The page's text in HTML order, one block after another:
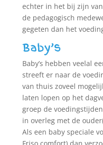
echter in het bij zijn
de pedagogisch
gegeten dan het
Baby’s
Baby’s hebben veelal
streeft er naar de
van thuis zoveel
laten lopen op het
groep de
in overleg met de
Als een baby speciale